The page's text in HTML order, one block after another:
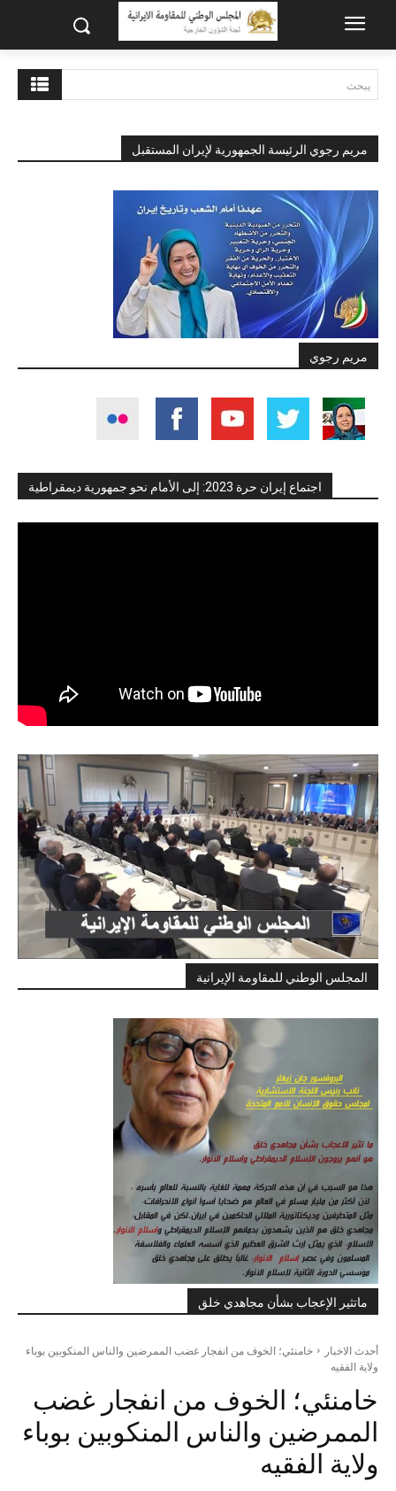
يبحث
مريم رجوي الرئيسة الجمهورية لإيران المستقبل
مريم رجوي
اجتماع إيران حرة 2023: إلى الأمام نحو جمهورية ديمقراطية
المجلس الوطني للمقاومة الإيرانية
ماتثير الإعجاب بشأن مجاهدي خلق
أحدث الاخبار
خامنئي؛ الخوف من انفجار غضب الممرضين والناس المنكوبين بوباء
ولاية الفقيه
خامنئي؛ الخوف من انفجار غضب
الممرضين والناس المنكوبين بوباء
ولاية الفقيه